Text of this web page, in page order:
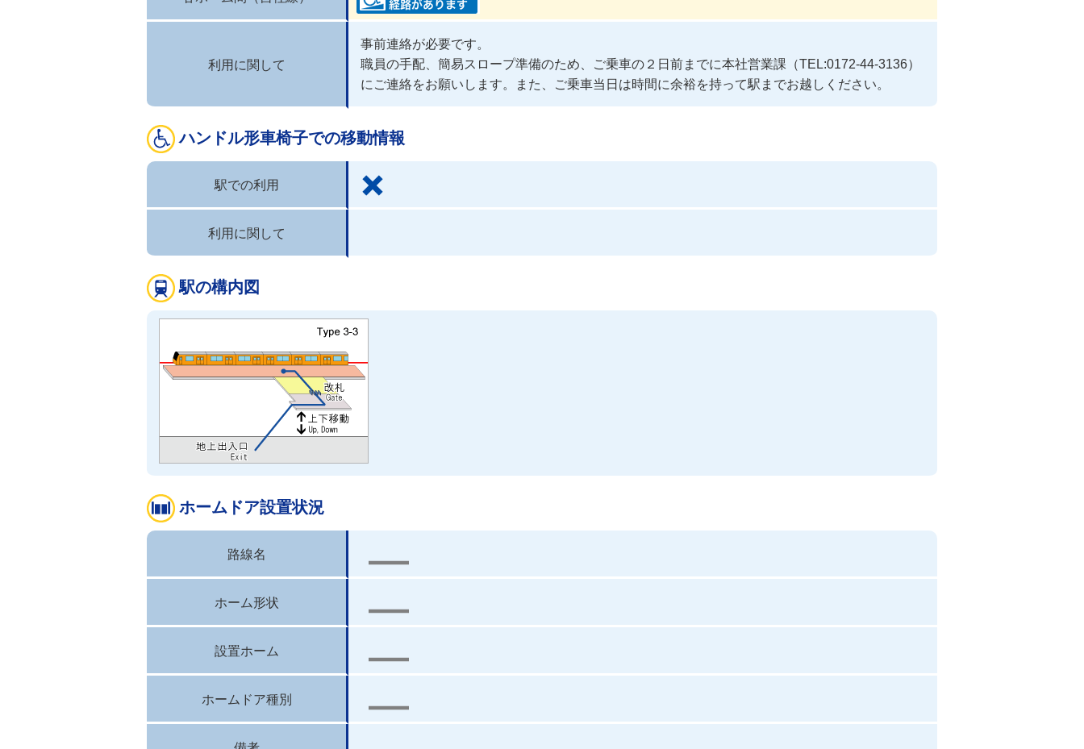
利用に関して
事前連絡が必要です。
職員の手配、簡易スロープ準備のため、ご乗車の２日前までに本社営業課（TEL:0172-44-3136）
にご連絡をお願いします。また、ご乗車当日は時間に余裕を持って駅までお越しください。
ハンドル形車椅子での移動情報
駅での利用
利用に関して
駅の構内図
ホームドア設置状況
路線名
ホーム形状
設置ホーム
ホームドア種別